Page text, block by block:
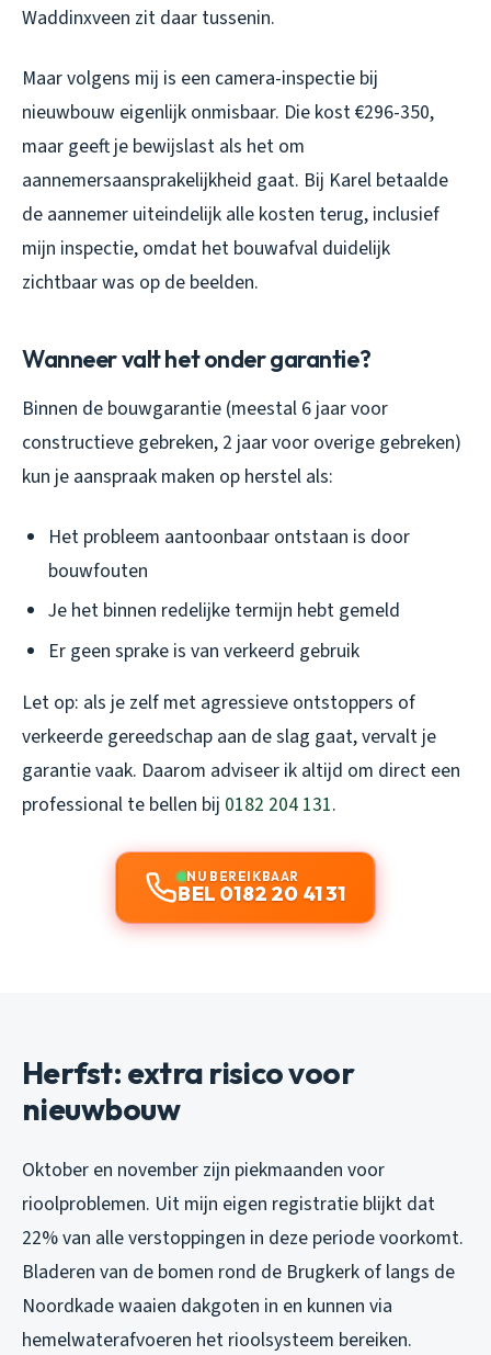
Waddinxveen zit daar tussenin.
Maar volgens mij is een camera-inspectie bij
nieuwbouw eigenlijk onmisbaar. Die kost €296-350,
maar geeft je bewijslast als het om
aannemersaansprakelijkheid gaat. Bij Karel betaalde
de aannemer uiteindelijk alle kosten terug, inclusief
mijn inspectie, omdat het bouwafval duidelijk
zichtbaar was op de beelden.
Wanneer valt het onder garantie?
Binnen de bouwgarantie (meestal 6 jaar voor
constructieve gebreken, 2 jaar voor overige gebreken)
kun je aanspraak maken op herstel als:
Het probleem aantoonbaar ontstaan is door
bouwfouten
Je het binnen redelijke termijn hebt gemeld
Er geen sprake is van verkeerd gebruik
Let op: als je zelf met agressieve ontstoppers of
verkeerde gereedschap aan de slag gaat, vervalt je
garantie vaak. Daarom adviseer ik altijd om direct een
professional te bellen bij 0182 204 131.
NU BEREIKBAAR
BEL 0182 20 41 31
Herfst: extra risico voor
nieuwbouw
Oktober en november zijn piekmaanden voor
rioolproblemen. Uit mijn eigen registratie blijkt dat
22% van alle verstoppingen in deze periode voorkomt.
Bladeren van de bomen rond de Brugkerk of langs de
Noordkade waaien dakgoten in en kunnen via
hemelwaterafvoeren het rioolsysteem bereiken.